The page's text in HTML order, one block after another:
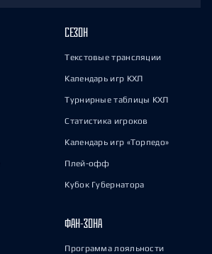
СЕЗОН
Текстовые трансляции
Календарь игр КХЛ
Турнирные таблицы КХЛ
Статистика игроков
Календарь игр «Торпедо»
Плей-офф
Кубок Губернатора
ФАН-ЗОНА
Программа лояльности